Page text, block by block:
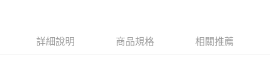
２．訂單成立數日內，您將收到繳費通知簡訊。
３．收到繳費通知簡訊後14天內，點擊此簡訊中的連結，可透過四大超商／
每筆NT$60，滿NT$1,500(含以上)免運費
詳細說明 商品規格 相關推薦